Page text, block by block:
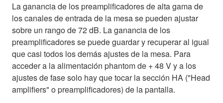
La ganancia de los preamplificadores de alta gama de
los canales de entrada de la mesa se pueden ajustar
sobre un rango de 72 dB. La ganancia de los
preamplificadores se puede guardar y recuperar al igual
que casi todos los demás ajustes de la mesa. Para
acceder a la alimentación phantom de + 48 V y a los
ajustes de fase solo hay que tocar la sección HA ("Head
amplifiers" o preamplificadores) de la pantalla.